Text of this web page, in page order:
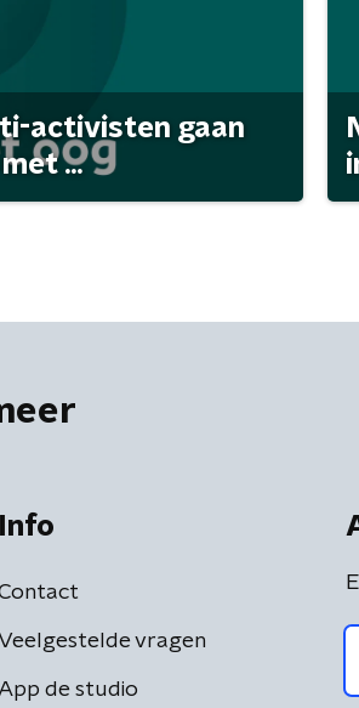
activisten gaan
...
Info
vragen
de studio